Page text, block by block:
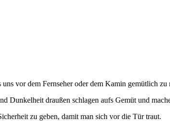
vor dem Fernseher oder dem Kamin gemütlich zu
draußen schlagen aufs Gemüt und
zu geben, damit man sich vor die Tür traut.